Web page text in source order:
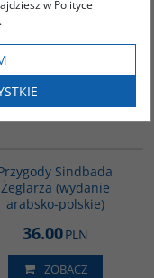
Piłaszewicz Stanisław
Sindbada
Żeglarza (wydanie
arabsko-polskie)
36.00PLN
ZOBACZ
w Polityce